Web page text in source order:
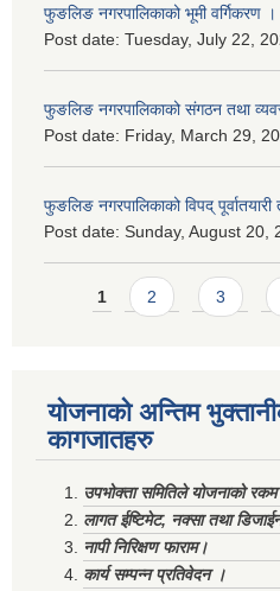
फुङलिङ नगरपालिकाको भूमी वर्गिकरण ।
Post date: Tuesday, July 22,
फुङलिङ नगरपालिकाको संगठन तथा
Post date: Friday, March 29,
फुङलिङ नगरपालिकाको विपद्
Post date: Sunday, August 20,
Pages
1 2 3
योजनाको अन्तिम
कागजातहरु
उपभोक्ता समितिले योजनाको
लागत ईष्टिमेट, नक्सा तथा
नापी निरिक्षण फाराम।
कार्य सम्पन्न प्रतिवेदन ।